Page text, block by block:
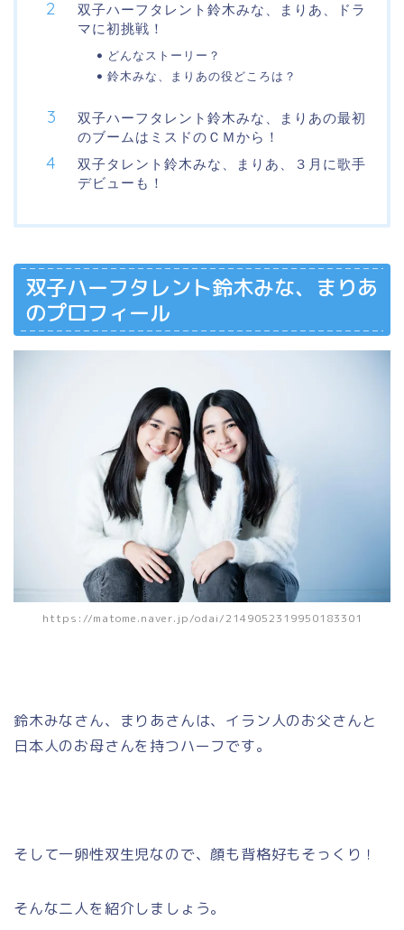
双子ハーフタレント鈴木みな、まりあ、ドラ
マに初挑戦！
どんなストーリー？
鈴木みな、まりあの役どころは？
双子ハーフタレント鈴木みな、まりあの最初
のブームはミスドのＣＭから！
双子タレント鈴木みな、まりあ、３月に歌手
デビューも！
双子ハーフタレント鈴木みな、まりあ
のプロフィール
https://matome.naver.jp/odai/2149052319950183301
鈴木みなさん、まりあさんは、イラン人のお父さんと
日本人のお母さんを持つハーフです。
そして一卵性双生児なので、顔も背格好もそっくり！
そんな二人を紹介しましょう。